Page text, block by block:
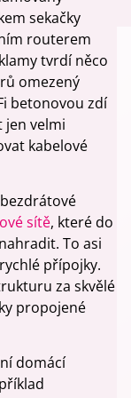
sekačky
routerem
tvrdí něco
omezený
betonovou zdí
jen velmi
kabelové
sítě, které do
To asi
přípojky.
za skvělé
propojené
domácí